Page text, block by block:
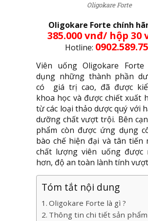
Oligokare Forte
Oligokare Forte chính
385.000 vnđ/ hộp 30
Hotline:
Viên uống Oligokare
dụng những thành phần
có giá trị cao, đã được
khoa học và được chiết xuất
từ các loại thảo dược quý với
dưỡng chất vượt trội. Bên
phẩm còn được ứng dụng
bào chế hiện đại và tân tiến
chất lượng viên uống được
hơn, độ an toàn lành tính
Tóm tắt nội dung
Oligokare Forte là gì ?
Thông tin chi tiết sản phẩm